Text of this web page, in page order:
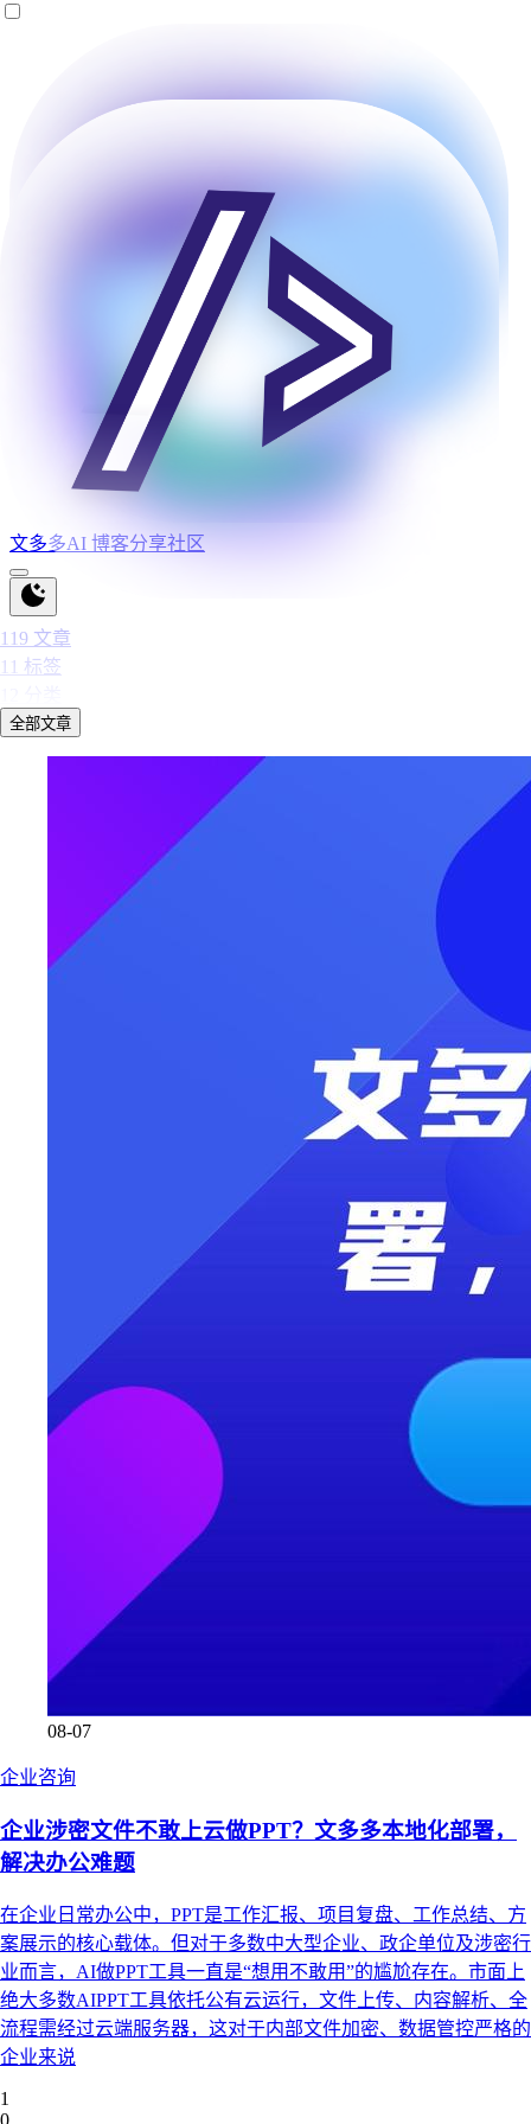
文多多AI 博客分享社区
119 文章
11 标签
全部文章
08-07
企业咨询
企业涉密文件不敢上云做PPT？文多多本地化部署，
解决办公难题
在企业日常办公中，PPT是工作汇报、项目复盘、工作总结、方
案展示的核心载体。但对于多数中大型企业、政企单位及涉密行
业而言，AI做PPT工具一直是“想用不敢用”的尴尬存在。市面上
绝大多数AIPPT工具依托公有云运行，文件上传、内容解析、全
流程需经过云端服务器，这对于内部文件加密、数据管控严格的
企业来说
1
0